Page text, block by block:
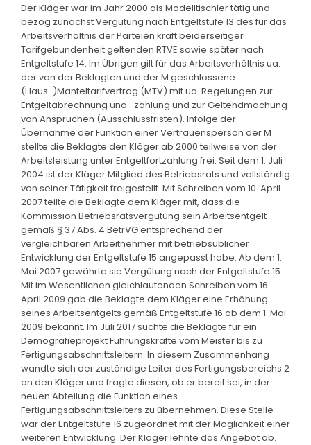
Der Kläger war im Jahr 2000 als Modelltischler tätig und
bezog zunächst Vergütung nach Entgeltstufe 13 des für das
Arbeitsverhältnis der Parteien kraft beiderseitiger
Tarifgebundenheit geltenden RTVE sowie später nach
Entgeltstufe 14. Im Übrigen gilt für das Arbeitsverhältnis ua.
der von der Beklagten und der M geschlossene
(Haus-)Manteltarifvertrag (MTV) mit ua. Regelungen zur
Entgeltabrechnung und -zahlung und zur Geltendmachung
von Ansprüchen (Ausschlussfristen). Infolge der
Übernahme der Funktion einer Vertrauensperson der M
stellte die Beklagte den Kläger ab 2000 teilweise von der
Arbeitsleistung unter Entgeltfortzahlung frei. Seit dem 1. Juli
2004 ist der Kläger Mitglied des Betriebsrats und vollständig
von seiner Tätigkeit freigestellt. Mit Schreiben vom 10. April
2007 teilte die Beklagte dem Kläger mit, dass die
Kommission Betriebsratsvergütung sein Arbeitsentgelt
gemäß § 37 Abs. 4 BetrVG entsprechend der
vergleichbaren Arbeitnehmer mit betriebsüblicher
Entwicklung der Entgeltstufe 15 angepasst habe. Ab dem 1.
Mai 2007 gewährte sie Vergütung nach der Entgeltstufe 15.
Mit im Wesentlichen gleichlautenden Schreiben vom 16.
April 2009 gab die Beklagte dem Kläger eine Erhöhung
seines Arbeitsentgelts gemäß Entgeltstufe 16 ab dem 1. Mai
2009 bekannt. Im Juli 2017 suchte die Beklagte für ein
Demografieprojekt Führungskräfte vom Meister bis zu
Fertigungsabschnittsleitern. In diesem Zusammenhang
wandte sich der zuständige Leiter des Fertigungsbereichs 2
an den Kläger und fragte diesen, ob er bereit sei, in der
neuen Abteilung die Funktion eines
Fertigungsabschnittsleiters zu übernehmen. Diese Stelle
war der Entgeltstufe 16 zugeordnet mit der Möglichkeit einer
weiteren Entwicklung. Der Kläger lehnte das Angebot ab.